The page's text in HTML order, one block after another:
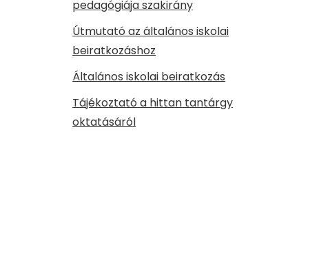
pedagógiája szakirány
Útmutató az általános iskolai
beiratkozáshoz
Általános iskolai beiratkozás
Tájékoztató a hittan tantárgy
oktatásáról